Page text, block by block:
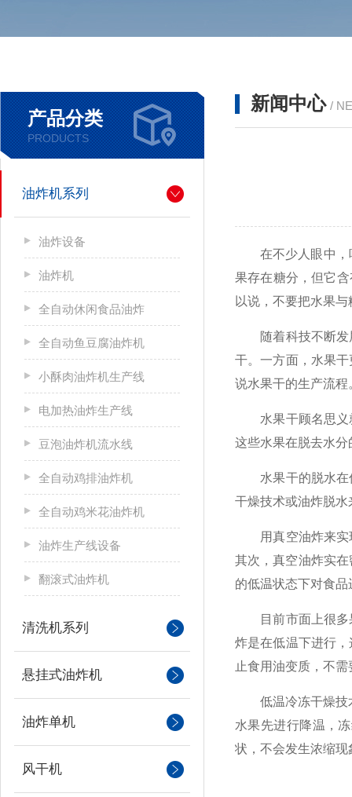
产品分类
PRODUCTS
油炸机系列
油炸设备
油炸机
全自动休闲食品油炸
全自动鱼豆腐油炸机
小酥肉油炸机生产线
电加热油炸生产线
豆泡油炸机流水线
全自动鸡排油炸机
全自动鸡米花油炸机
油炸生产线设备
翻滚式油炸机
清洗机系列
悬挂式油炸机
油炸单机
风干机
新闻中心 /
在不少人眼中，吃
果存在糖分，但它
以说，不要把水果
随着科技不断发展
干。一方面，水果
说水果干的生产流程
水果干顾名思义就
这些水果在脱去水
水果干的脱水在传
干燥技术或油炸脱
用真空油炸来实现
其次，真空油炸实
的低温状态下对食
目前市面上很多果
炸是在低温下进行
止食用油变质，不
低温冷冻干燥技术
水果先进行降温，
状，不会发生浓缩现